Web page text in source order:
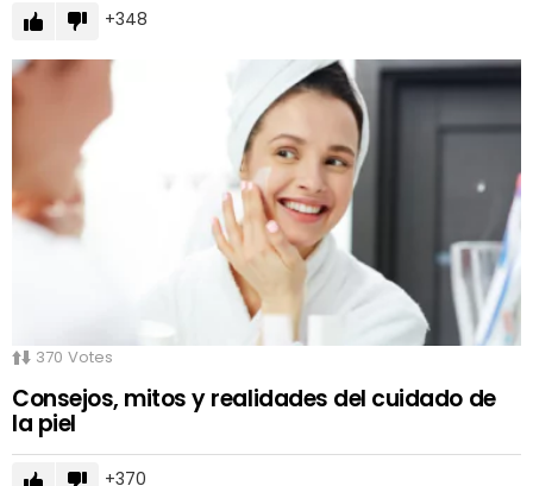
348
370 Votes
Consejos, mitos y realidades del cuidado de
la piel
370